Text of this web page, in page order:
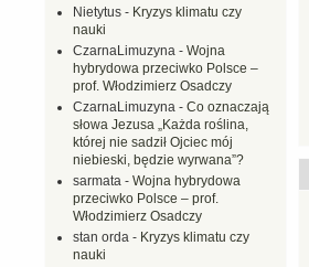
Nietytus - Kryzys klimatu czy
nauki
CzarnaLimuzyna - Wojna
hybrydowa przeciwko Polsce –
prof. Włodzimierz Osadczy
CzarnaLimuzyna - Co oznaczają
słowa Jezusa „Każda roślina,
której nie sadził Ojciec mój
niebieski, będzie wyrwana”?
sarmata - Wojna hybrydowa
przeciwko Polsce – prof.
Włodzimierz Osadczy
stan orda - Kryzys klimatu czy
nauki